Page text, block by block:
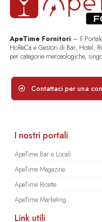
ApeTime Fornitori – Il
HoReCa e Gestori di Bar, Hotel,
per categorie merceologiche,
Contattaci per una
I nostri portali
ApeTime Bar e Locali
ApeTime Magazine
ApeTime Ricette
ApeTime Marketing
Link utili